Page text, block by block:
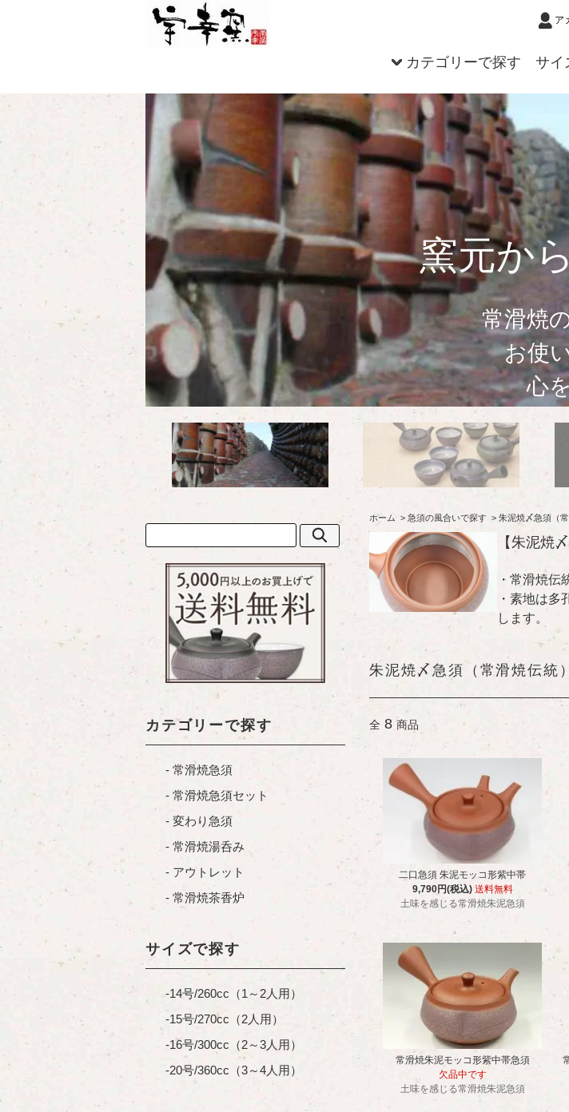
ア
カテゴリーで探す サイ
普段使いの
心地よさ
ホーム > 急須の風合いで探す > 朱泥焼〆急須（常
【朱泥焼
・常滑焼伝
・素地は
します。
朱泥焼〆急須（常滑焼伝統）
全 8 商品
二口急須 朱泥モッコ形紫中帯
9,790円(税込) 送料無料
土味を感じる常滑焼朱泥急須
常滑焼朱泥モッコ形紫中帯急須
欠品中です
土味を感じる常滑焼朱泥急須
カテゴリーで探す
常滑焼急須
常滑焼急須セット
変わり急須
常滑焼湯呑み
アウトレット
常滑焼茶香炉
サイズで探す
14号/260cc（1～2人用）
15号/270cc（2人用）
16号/300cc（2～3人用）
20号/360cc（3～4人用）